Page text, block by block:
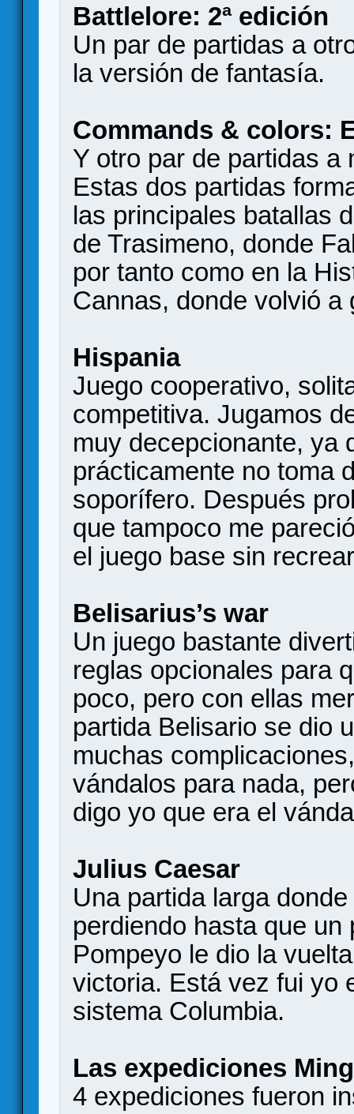
Battlelore: 2ª edición
Un par de partidas a
la versión de fantasía.
Commands & colors:
Y otro par de partidas a
Estas dos partidas
las principales batallas
de Trasimeno, donde
por tanto como en la
Cannas, donde volvió a
Hispania
Juego cooperativo,
competitiva. Jugamos
muy decepcionante, ya
prácticamente no toma
soporífero. Después
que tampoco me
el juego base sin
Belisarius’s war
Un juego bastante
reglas opcionales para
poco, pero con ellas
partida Belisario se dio
muchas
vándalos para nada,
digo yo que era el
Julius Caesar
Una partida larga
perdiendo hasta que
Pompeyo le dio la
victoria. Está vez fui yo
sistema Columbia.
Las expediciones Ming
4 expediciones fueron